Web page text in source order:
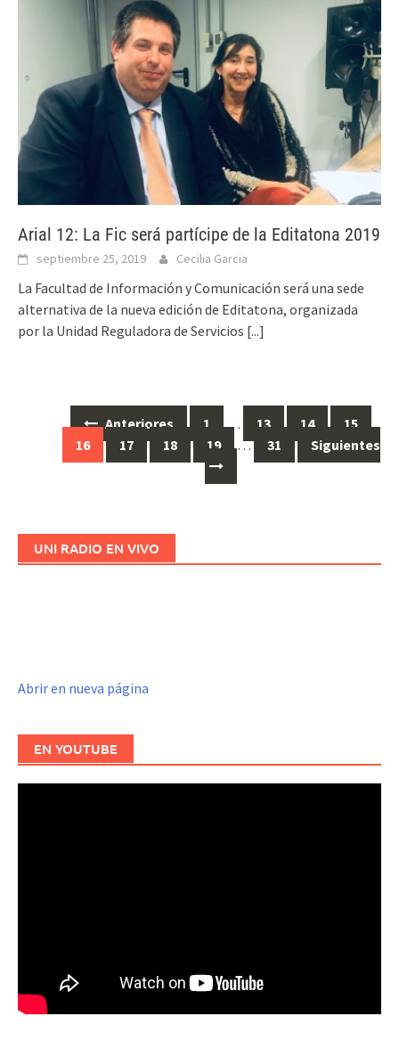
Arial 12: La Fic será partícipe de la Editatona 2019
septiembre 25, 2019 Cecilia Garcia
La Facultad de Información y Comunicación será una sede
alternativa de la nueva edición de Editatona, organizada
por la Unidad Reguladora de Servicios [...]
Anteriores 1 … 13 14
15
16
17 18 19 … 31 Siguientes
UNI RADIO EN VIVO
Abrir en nueva página
EN YOUTUBE